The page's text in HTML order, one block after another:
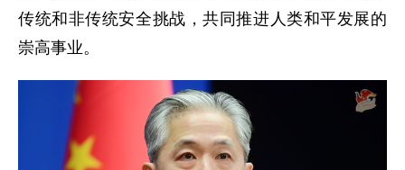
传统和非传统安全挑战，共同推进人类和平发展的
崇高事业。